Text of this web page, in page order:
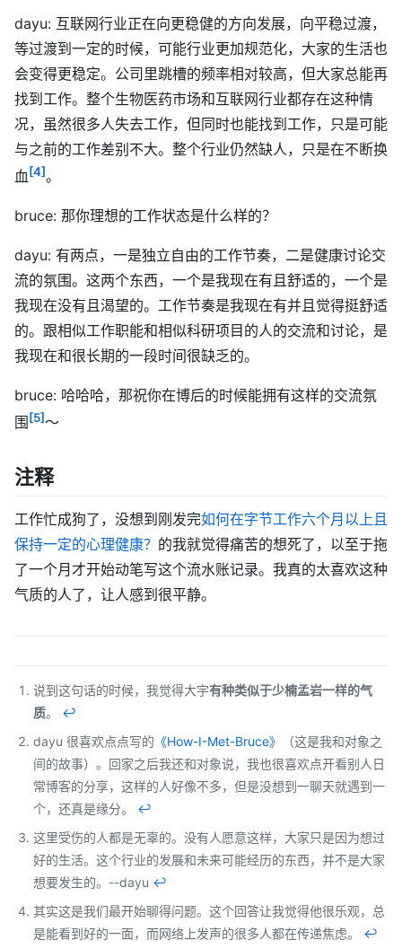
dayu: 互联网行业正在向更稳健的方向发展，向平稳过渡，
等过渡到一定的时候，可能行业更加规范化，大家的生活也
会变得更稳定。公司里跳槽的频率相对较高，但大家总能再
找到工作。整个生物医药市场和互联网行业都存在这种情
况，虽然很多人失去工作，但同时也能找到工作，只是可能
与之前的工作差别不大。整个行业仍然缺人，只是在不断换
血[4]。
bruce: 那你理想的工作状态是什么样的？
dayu: 有两点，一是独立自由的工作节奏，二是健康讨论交
流的氛围。这两个东西，一个是我现在有且舒适的，一个是
我现在没有且渴望的。工作节奏是我现在有并且觉得挺舒适
的。跟相似工作职能和相似科研项目的人的交流和讨论，是
我现在和很长期的一段时间很缺乏的。
bruce: 哈哈哈，那祝你在博后的时候能拥有这样的交流氛
围 [5]～
注释
工作忙成狗了，没想到刚发完如何在字节工作六个月以上且
保持一定的心理健康？ 的我就觉得痛苦的想死了，以至于拖
了一个月才开始动笔写这个流水账记录。我真的太喜欢这种
气质的人了，让人感到很平静。
说到这句话的时候，我觉得大宇有种类似于少楠孟岩一样的气
质。 ↩︎
dayu 很喜欢点点写的 《How-I-Met-Bruce》
（这是我和对象之
间的故事）。回家之后我还和对象说，我也很喜欢点开看别人日
常博客的分享，这样的人好像不多，但是没想到一聊天就遇到一
个，还真是缘分。 ↩︎
这里受伤的人都是无辜的。没有人愿意这样，大家只是因为想过
好的生活。这个行业的发展和未来可能经历的东西，并不是大家
想要发生的。--dayu ↩︎
其实这是我们最开始聊得问题。这个回答让我觉得他很乐观，总
是能看到好的一面，而网络上发声的很多人都在传递焦虑。 ↩︎